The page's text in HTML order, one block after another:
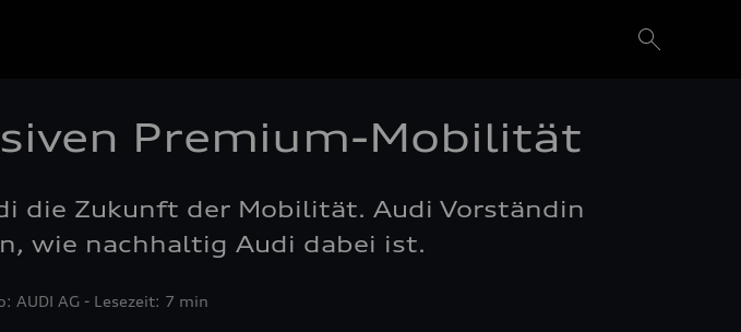
Premium-Mobilität
die Zukunft der Mobilität. Audi Vorständin
wie nachhaltig Audi dabei ist.
AUDI AG - Lesezeit: 7 min